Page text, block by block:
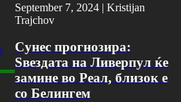
September 7, 2024 | Kristijan
Trajchov
Сунес прогнозира:
Ѕвездата на Ливерпул ќе
замине во Реал, близок е
со Белингем